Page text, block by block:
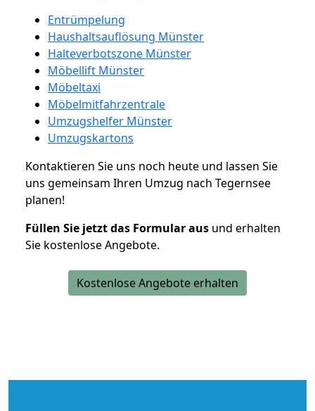
Entrümpelung
Haushaltsauflösung Münster
Halteverbotszone Münster
Möbellift Münster
Möbeltaxi
Möbelmitfahrzentrale
Umzugshelfer Münster
Umzugskartons
Kontaktieren Sie uns noch heute und lassen Sie
uns gemeinsam Ihren Umzug nach Tegernsee
planen!
Füllen Sie jetzt das Formular aus und erhalten
Sie kostenlose Angebote.
Kostenlose Angebote erhalten